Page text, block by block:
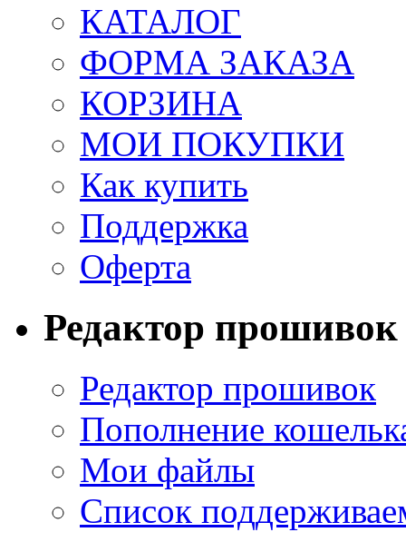
КАТАЛОГ
ФОРМА ЗАКАЗА
КОРЗИНА
МОИ ПОКУПКИ
Как купить
Поддержка
Оферта
Редактор прошивок
Редактор прошивок
Пополнение
Мои файлы
Список